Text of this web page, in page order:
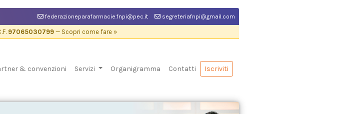
federazioneparafarmacie.fnpi@pec.it segreteriafnpi@gmail.com
97065030799— Scopri come fare »
& convenzioni Servizi Organigramma Contatti Iscriviti